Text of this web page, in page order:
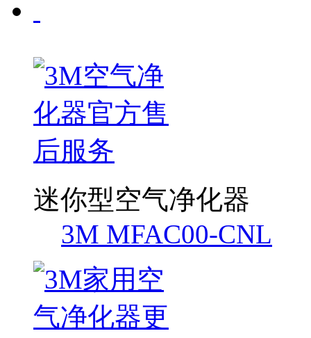
迷你型空气净化器
3M MFAC00-CNL